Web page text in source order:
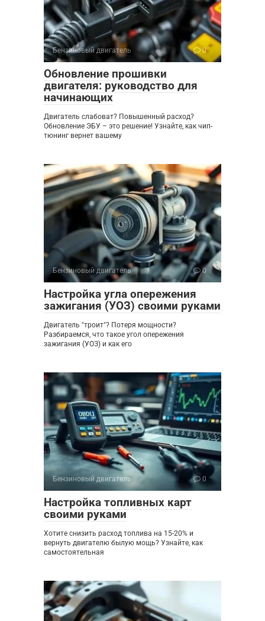
Бензиновый двигатель 0
Обновление прошивки
двигателя: руководство для
начинающих
Двигатель слабоват? Повышенный расход?
Обновление ЭБУ – это решение! Узнайте, как чип-
тюнинг вернет вашему
Бензиновый двигатель 0
Настройка угла опережения
зажигания (УОЗ) своими руками
Двигатель "троит"? Потеря мощности?
Разбираемся, что такое угол опережения
зажигания (УОЗ) и как его
Бензиновый двигатель 0
Настройка топливных карт
своими руками
Хотите снизить расход топлива на 15-20% и
вернуть двигателю былую мощь? Узнайте, как
самостоятельная